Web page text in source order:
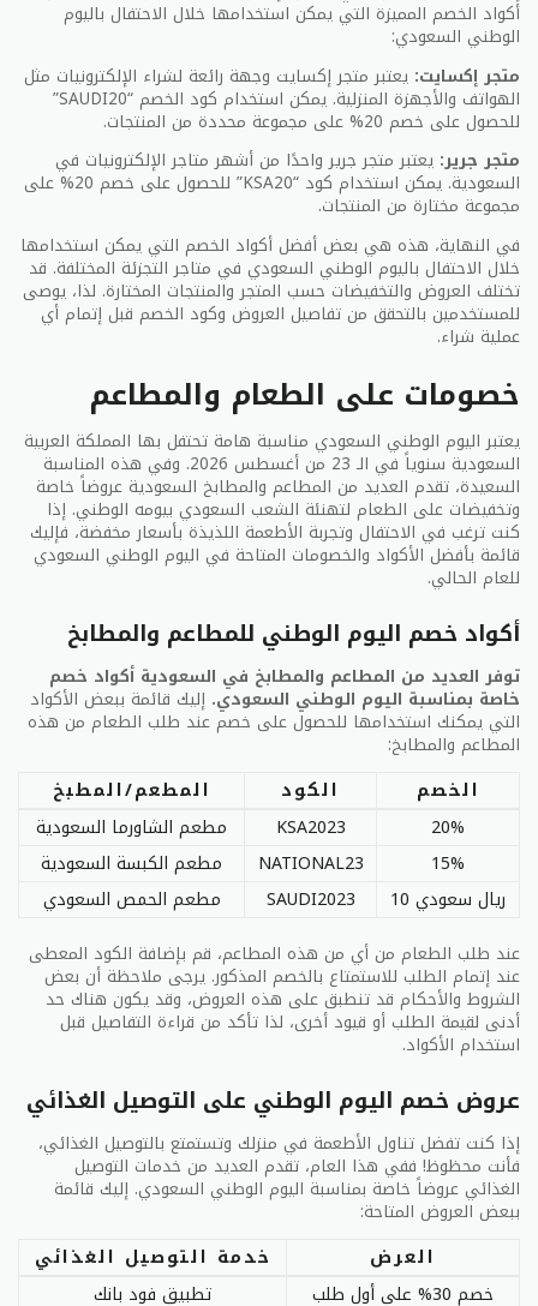
نوع العرض فني عصري
مكان العرض
صالة الأوبرا
مسارح مختلفة
التصميم
راقي وجذاب
متنوع ومبتكر
الفنانين
المشاركين دوليين ومحليين فرق مسرحية محترفة
ومحلية
الجمهور
المستهدف عشاق الأوبرا محبي المسرح والفنون
الأدائية
توفر عروض الوطني السعودي فرصة للجمهور للاستمتاع
بالأعمال الفنية المذهلة واكتشاف الثقافات المختلفة.
سواء كنت من محبي الأوبرا أو عروض المسرح أو العروض
الفنية ، فإن هذه العروض تقدم تجارب مثيرة وتعزز الحياة
الثقافية في المملكة العربية السعودية. لذا ، قم بحجز
تذاكرك واستعد لتجربة ثقافية لا تنسى.
العروض الغذائية
في المعرض السعودي لعام ٢٠٢٦ يتم تقديم العديد من
العروض الغذائية الرائعة التي لا يمكن تفويتها. سواء كنت
مقهى، ستجد مجموعة متنوعة من العروض المذهلة
لتستمتع بها. فيما يلي قائمة بأفضل عروض المطاعم
والمقاهي في الوطني السعودي عام ٢٠٢٦.
عروض المطاعم والمقاهي
مطعم الوطني: يعتبر مطعم الوطني من أفضل المطاعم
في السعودية، حيث يقدم تشكيلة متنوعة من الأطباق
العربية والعالمية. يتميز المطعم بجودة الطعام وتنوع
القائمة، مما يجعله الخيار المثالي للذهاب لتناول وجبة
لذيذة مع الأصدقاء أو العائلة. إضافةً إلى ذلك يوفر
مقهى الوطني:
مقهى الوطني:هو المكان المثالي للاستمتاع بكوب من
القهوة الطازجة والوجبات الخفيفة. يوفر المقهى أجواء
مريحة وهادئة، حيث يمكن أن تتمتع بوقتك مع الأصدقاء أو
لتخلص من ضغوط الحياة اليومية. إضافةً إلى القهوة
الرائعة، يتم تقديم مجموعة متنوعة من المشروبات الأخرى
والوجبات الخفيفة لتلبية جميع الأذواق.
هنا جدول لمساعدتك في اتخاذ قرار:
المطعم/
المقهى
مطعم مقهى
الوطني
أكواد الخصم المميزة التي يمكن استخدامها خلال الاحتفال باليوم
الوطني السعودي:
متجر إكسايت: يعتبر متجر إكسايت وجهة رائعة لشراء الإلكترونيات مثل
الهواتف والأجهزة المنزلية. يمكن استخدام كود الخصم “SAUDI20”
للحصول على خصم 20% على مجموعة محددة من المنتجات.
متجر جرير: يعتبر متجر جرير واحدًا من أشهر متاجر الإلكترونيات في
السعودية. يمكن استخدام كود “KSA20” للحصول على خصم 20% على
مجموعة مختارة من المنتجات.
في النهاية، هذه هي بعض أفضل أكواد الخصم التي يمكن استخدامها
خلال الاحتفال باليوم الوطني السعودي في متاجر التجزئة المختلفة. قد
تختلف العروض والتخفيضات حسب المتجر والمنتجات المختارة. لذا، يوصى
للمستخدمين بالتحقق من تفاصيل العروض وكود الخصم قبل إتمام أي
عملية شراء.
خصومات على الطعام والمطاعم
يعتبر اليوم الوطني السعودي مناسبة هامة تحتفل بها المملكة العربية
السعودية سنوياً في الـ 23 من أغسطس 2026. وفي هذه المناسبة
السعيدة، تقدم العديد من المطاعم والمطابخ السعودية عروضاً خاصة
وتخفيضات على الطعام لتهنئة الشعب السعودي بيومه الوطني. إذا
كنت ترغب في الاحتفال وتجربة الأطعمة اللذيذة بأسعار مخفضة، فإليك
قائمة بأفضل الأكواد والخصومات المتاحة في اليوم الوطني السعودي
للعام الحالي.
أكواد خصم اليوم الوطني للمطاعم والمطابخ
توفر العديد من المطاعم والمطابخ في السعودية أكواد خصم
خاصة بمناسبة اليوم الوطني السعودي. إليك قائمة ببعض الأكواد
التي يمكنك استخدامها للحصول على خصم عند طلب الطعام من هذه
المطاعم والمطابخ:
المطعم/المطبخ الكود
الخصم
مطعم الشاورما السعودية
KSA2023
20%
مطعم الكبسة السعودية
NATIONAL23
15%
مطعم الحمص السعودي
SAUDI2023 10 ريال سعودي
عند طلب الطعام من أي من هذه المطاعم، قم بإضافة الكود المعطى
عند إتمام الطلب للاستمتاع بالخصم المذكور. يرجى ملاحظة أن بعض
الشروط والأحكام قد تنطبق على هذه العروض، وقد يكون هناك حد
أدنى لقيمة الطلب أو قيود أخرى، لذا تأكد من قراءة التفاصيل قبل
استخدام الأكواد.
عروض خصم اليوم الوطني على التوصيل الغذائي
إذا كنت تفضل تناول الأطعمة في منزلك وتستمتع بالتوصيل الغذائي،
فأنت محظوظ! ففي هذا العام، تقدم العديد من خدمات التوصيل
الغذائي عروضاً خاصة بمناسبة اليوم الوطني السعودي. إليك قائمة
ببعض العروض المتاحة:
خدمة التوصيل الغذائي
العرض
تطبيق فود بانك
خصم 30% على أول طلب